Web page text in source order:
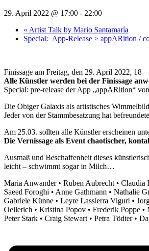
29. April 2022 @ 17:00 - 22:00
« Artist Talk by Mario Santamaría
Special: App-Release > appARition /
Finissage am Freitag, den 29. April 2022, 18
Alle Künstler werden bei der Finissage
Special: pre-release der App „appARition“
Die Obiger Galaxis als artistisches
Jeder von der Stammbesatzung hat
Am 25.03. sollten alle Künstler erscheinen
Die Vernissage als Event chaotischer,
Ausmaß und Beschaffenheit dieses
leicht – schwimmt sogar in Milch…
Maria Anwander • Ruben Aubrecht •
Saeed Foroghi • Anne Gathmann • Nathalie
Gabriele Künne • Leyre Lassierra Viguri •
Oellerich • Kristina Popov • Frederik Poppe
Peter Stark • Craig Stewart • Petra Tödter •